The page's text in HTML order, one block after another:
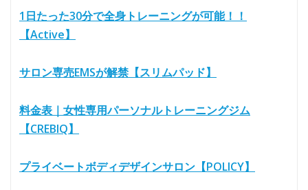
1日たった30分で全身トレーニングが可能！！
【Active】
サロン専売EMSが解禁【スリムパッド】
料金表｜女性専用パーソナルトレーニングジム
【CREBIQ】
プライベートボディデザインサロン【POLICY】